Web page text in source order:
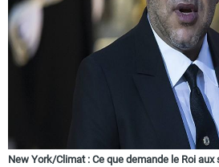
New York/Climat : Ce que demande le Roi aux